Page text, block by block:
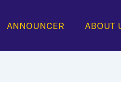
ANNOUNCER ABOUT